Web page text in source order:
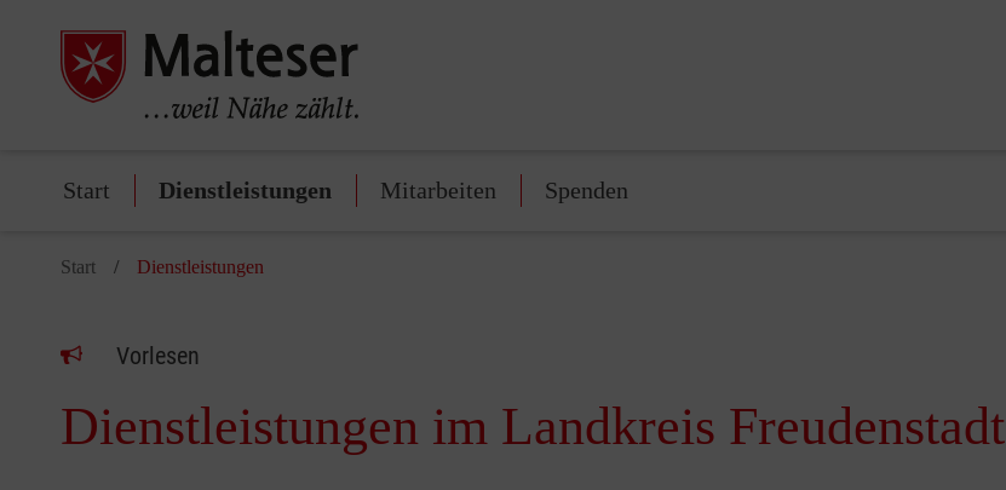
Start Dienstleistungen Mitarbeiten Spenden
Start Dienstleistungen
Vorlesen
Dienstleistungen im Landkreis Freudenstadt